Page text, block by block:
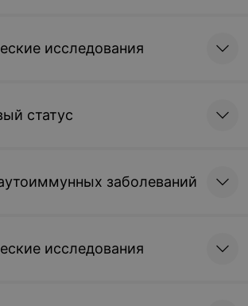
исследования
статус
заболеваний
исследования